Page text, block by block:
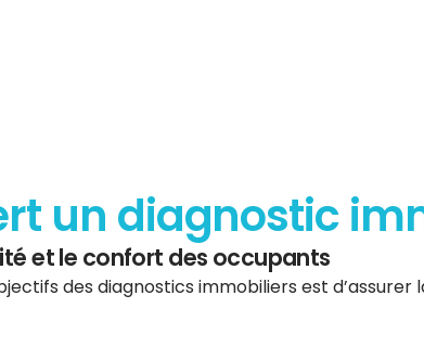
un diagnostic
et le confort des occupants
des diagnostics immobiliers est